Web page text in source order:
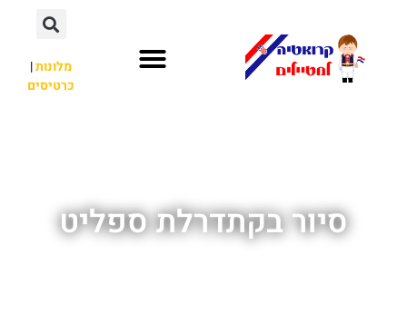
מלונות|
כרטיסים
סיור בקתדרלת ספליט